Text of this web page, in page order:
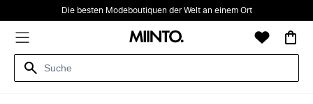
Die besten Modeboutiquen der Welt an einem Ort